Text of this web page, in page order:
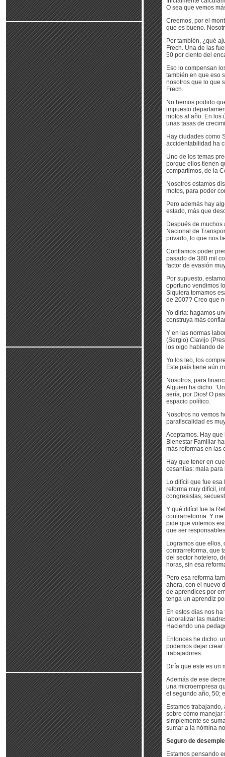
O sea que vemos
Creemos, por el
que es bueno.
Per también, ¿qué
Frech. Una de las
50 por ciento del
Eso lo compensan
también en que eso
nosotros que lo que
Frech.
No hemos podido
impuesto
motos al año. En los
unas tasas de
Hay ciudades como
accidentabilidad ha
Uno de los temas
porque ellos tienen
compartimos, de la
Nosotros estamos
motos, para poder
Pero además hay
estado, más que
Después de
Nacional de
privado, lo que nos
Confiamos poder
pasado de 380 mil
factor de evasión
Por supuesto,
oportuno vendimos
Siquiera tomamos
de 2007? Creo que
Yo diría: hagamos
construya más
Y en las normas
(Sergio) Clavijo
los oigo hablando
Yo los leo, los
Este país tiene aún
Nosotros, para
Alguien ha dicho:
sería, por Dios! O
espacio político.
Nosotros no vemos
parafiscalidad es
Aceptamos. Hay
Bienestar Familiar
más reformas en las
Hay que tener en
cesantías: mala
Lo difícil que fue
reforma muy difícil,
congresistas,
Y qué difícil fue la
contrarreforma. Y
pide que votemos
que ser
Logramos que ellos,
contrarreforma, que
del sector hotelero,
horas, sin esa
Pero esa reforma
ahora, con el nuevo
de aprendices por
tenga un aprendiz
En estos días nos
laboralizar las
Haciendo una
Entonces he dicho:
podemos dejar
trabajadores.
Diría que este es un
Además de ese
una microempresa
el segundo año, 50;
Estamos
sobre cómo manejar
simplemente se
sumar a la nómina
Seguro de
Estamos pensando